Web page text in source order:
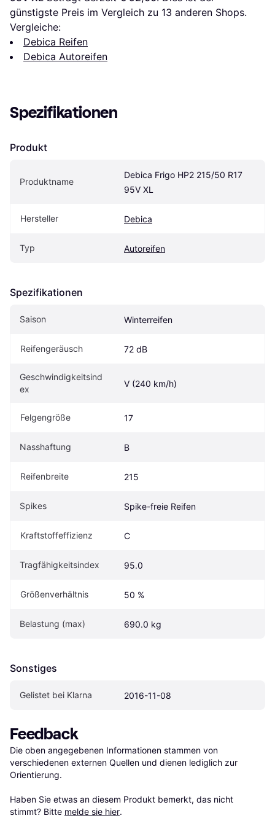
günstigste Preis im Vergleich zu 13 anderen Shops.
Vergleiche:
Debica Reifen
Debica Autoreifen
Spezifikationen
Produkt
Produktname
Debica Frigo HP2 215/50 R17
95V XL
Hersteller Debica
Typ Autoreifen
Spezifikationen
Saison Winterreifen
Reifengeräusch 72 dB
Geschwindigkeitsind
ex
V (240 km/h)
Felgengröße 17
Nasshaftung B
Reifenbreite 215
Spikes Spike-freie Reifen
Kraftstoffeffizienz C
Tragfähigkeitsindex 95.0
Größenverhältnis 50 %
Belastung (max) 690.0 kg
Sonstiges
Gelistet bei Klarna 2016-11-08
Feedback
Die oben angegebenen Informationen stammen von
verschiedenen externen Quellen und dienen lediglich zur
Orientierung.
Haben Sie etwas an diesem Produkt bemerkt, das nicht
stimmt? Bitte melde sie hier.